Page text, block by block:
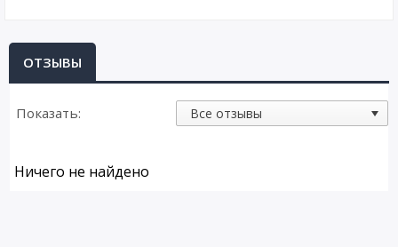
ОТЗЫВЫ
Показать:
Ничего не найдено